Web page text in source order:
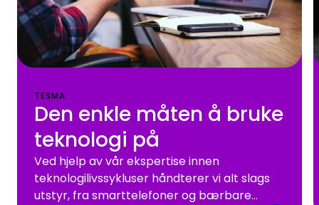
TESMA
Den enkle måten å bruke
teknologi på
Ved hjelp av vår ekspertise innen
teknologilivssykluser håndterer vi alt slags
utstyr, fra smarttelefoner og bærbare